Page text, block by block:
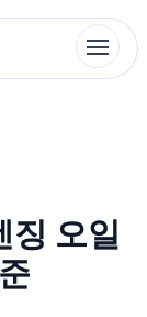
징 오일